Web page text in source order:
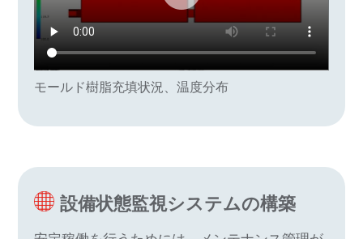
モールド樹脂充填状況、温度分布
設備状態監視システムの構築